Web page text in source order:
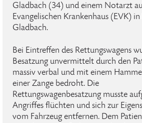
Gladbach (34) und einem Notarzt
Evangelischen Krankenhaus (EVK) in
Gladbach.
Bei Eintreffen des Rettungswagens
Besatzung unvermittelt durch den
massiv verbal und mit einem
einer Zange bedroht. Die
Rettungswagenbesatzung musste
Angriffes flüchten und sich zur
vom Fahrzeug entfernen. Dem